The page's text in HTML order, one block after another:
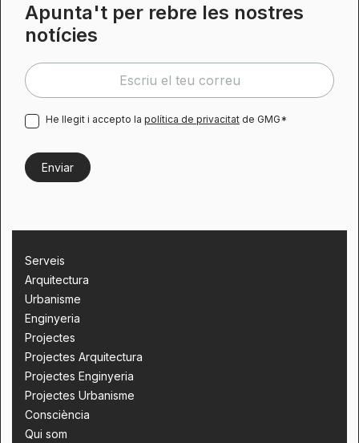
Apunta't per rebre les nostres
notícies
He llegit i accepto la política de privacitat de GMG*
Serveis
Arquitectura
Urbanisme
Enginyeria
Projectes
Projectes Arquitectura
Projectes Enginyeria
Projectes Urbanisme
Consciència
Qui som